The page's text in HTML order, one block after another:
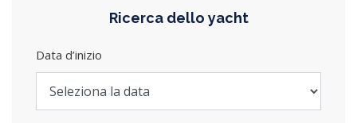
Ricerca dello yacht
Data d’inizio